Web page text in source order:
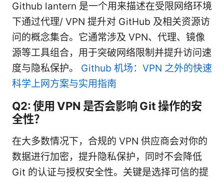
Github lantern 是一个用来描述在受限网络环境
下通过代理/ VPN 提升对 GitHub 及相关资源访
问的概念集合。它通常涉及 VPN、代理、镜像
源等工具组合，用于突破网络限制并提升访问速
度与隐私保护。 Github 机场：VPN 之外的快速
科学上网方案与实用指南
Q2: 使用 VPN 是否会影响 Git 操作的安
全性？
在大多数情况下，合规的 VPN 供应商会对你的
数据进行加密，提升隐私保护，同时不会降低
Git 的认证与授权安全性。关键是选择可信的提